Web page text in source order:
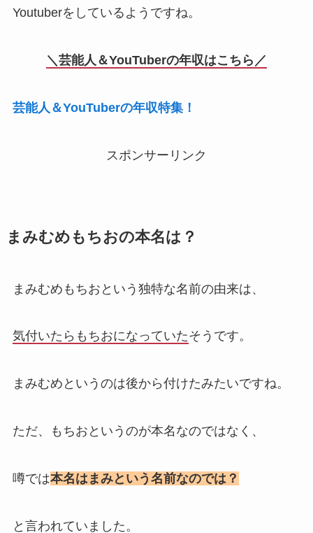
Youtuberをしているようですね。
＼芸能人＆YouTuberの年収はこちら／
芸能人＆YouTuberの年収特集！
スポンサーリンク
まみむめもちおの本名は？
まみむめもちおという独特な名前の由来は、
気付いたらもちおになっていたそうです。
まみむめというのは後から付けたみたいですね。
ただ、もちおというのが本名なのではなく、
噂では本名はまみという名前なのでは？
と言われていました。